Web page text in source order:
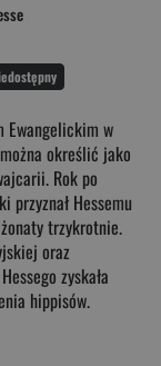
Ewangelickim w
określić jako
Rok po
przyznał Hessemu
trzykrotnie.
oraz
zyskała
hippisów.